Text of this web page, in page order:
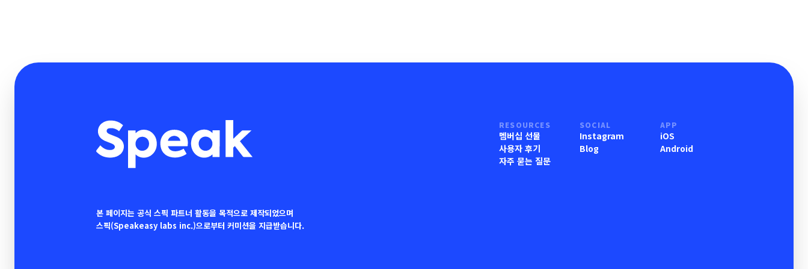
본 페이지는 공식 스픽 파트너 활동을 목적으로 제작되었으며
스픽(Speakeasy labs inc.)으로부터 커미션을 지급받습니다.
RESOURCES
멤버십 선물
사용자 후기
자주 묻는 질문
SOCIAL
Instagram
Blog
APP
iOS
Android